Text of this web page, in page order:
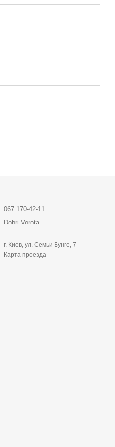
067 170-42-11
Dobri Vorota
г. Киев, ул. Семьи Бунге, 7
Карта проезда